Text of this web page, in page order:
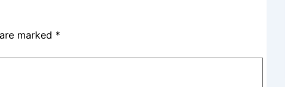
marked *